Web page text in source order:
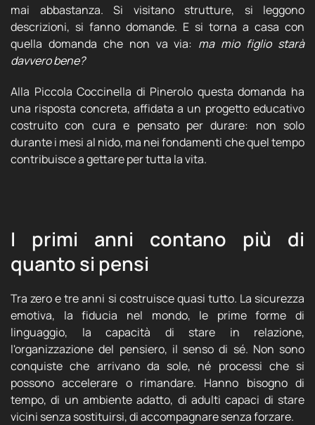
mai abbastanza. Si visitano strutture, si leggono
descrizioni, si fanno domande. E si torna a casa con
quella domanda che non va via: ma mio figlio starà
davvero bene?
Alla Piccola Coccinella di Pinerolo questa domanda ha
una risposta concreta, affidata a un progetto educativo
costruito con cura e pensato per durare: non solo
durante i mesi al nido, ma nei fondamenti che quel tempo
contribuisce a gettare per tutta la vita.
I primi anni contano più di
quanto si pensi
Tra zero e tre anni si costruisce quasi tutto. La sicurezza
emotiva, la fiducia nel mondo, le prime forme di
linguaggio, la capacità di stare in relazione,
l'organizzazione del pensiero, il senso di sé. Non sono
conquiste che arrivano da sole, né processi che si
possono accelerare o rimandare. Hanno bisogno di
tempo, di un ambiente adatto, di adulti capaci di stare
vicini senza sostituirsi, di accompagnare senza forzare.